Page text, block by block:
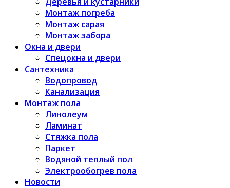
Монтаж погреба
Монтаж сарая
Монтаж забора
Окна и двери
Спецокна и двери
Сантехника
Водопровод
Канализация
Монтаж пола
Линолеум
Ламинат
Стяжка пола
Паркет
Водяной теплый пол
Электрообогрев пола
Новости